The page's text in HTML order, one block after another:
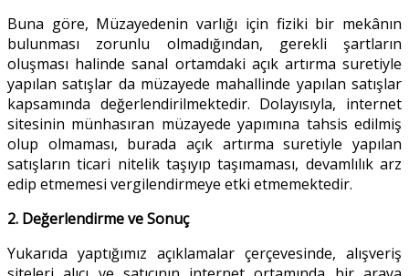
Buna göre, Müzayedenin varlığı için fiziki bir mekânın
bulunması zorunlu olmadığından, gerekli şartların
oluşması halinde sanal ortamdaki açık artırma suretiyle
yapılan satışlar da müzayede mahallinde yapılan satışlar
kapsamında değerlendirilmektedir. Dolayısıyla, internet
sitesinin münhasıran müzayede yapımına tahsis edilmiş
olup olmaması, burada açık artırma suretiyle yapılan
satışların ticari nitelik taşıyıp taşımaması, devamlılık arz
edip etmemesi vergilendirmeye etki etmemektedir.
2. Değerlendirme ve Sonuç
Yukarıda yaptığımız açıklamalar çerçevesinde, alışveriş